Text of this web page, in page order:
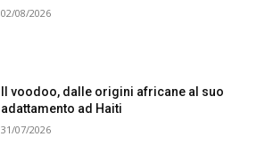
02/08/2026
Il voodoo, dalle origini africane al suo
adattamento ad Haiti
31/07/2026